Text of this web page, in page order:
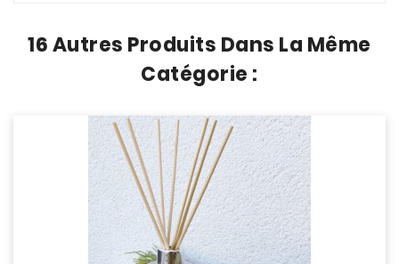
16 Autres Produits Dans La Même
Catégorie :